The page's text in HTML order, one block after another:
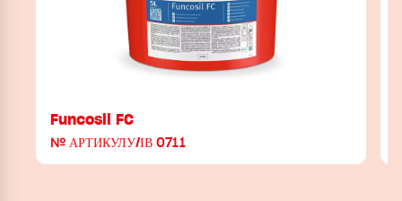
Funcosil FC
№ АРТИКУЛУ/ІВ 0711